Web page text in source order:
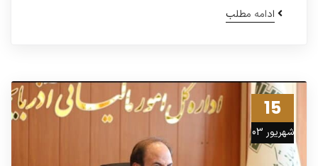
ادامه مطلب
15
شهریور 03